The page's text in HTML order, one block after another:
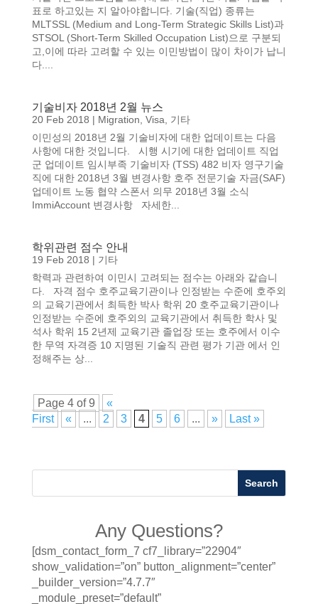
표로 하고있는 지 알아야합니다. 기술(직업) 종류는
MLTSSL (Medium and Long-Term Strategic Skills List)과
STSOL (Short-Term Skilled Occupation List)으로 구분되
고,이에 따라 고려할 수 있는 이민방법이 많이 차이가 납니
다....
기술비자 2018년 2월 뉴스
20 Feb 2018 | Migration Visa
기타
이민성의 2018년 2월 기술비자에 대한 업데이트는 다음
사항에 대한 것입니다. 시행 시기에 대한 업데이트 직업
군 업데이트 임시부족 기술비자 (TSS) 482 비자 영구기술
직에 대한 2018년 3월 변경사항 호주 전문기술 자금(SAF)
업데이트 노동 협약 스폰서 의무 2018년 3월 소식
ImmiAccount 변경사항 자세한...
학위관련 점수 안내
19 Feb 2018 | 기타
학력과 관련하여 이민시 고려되는 점수는 아래와 같습니
다. 자격 점수 호주교육기관이나 인정받는 수준에 호주외
의 교육기관에서 최득한 박사 학위 20 호주교육기관이나
인정받는 수준에 호주외의 교육기관에서 취득한 학사 및
석사 학위 15 2년제 교육기관 졸업장 또는 호주에서 이수
한 무역 자격증 10 지명된 기술직 관련 평가 기관 에서 인
정해주는 상...
Page 4 of 9
«
First
« ... 2 3 4 5 6 ... » Last »
Any Questions?
[dsm_contact_form_7 cf7_library=”22904″
show_validation=”on” button_alignment=”center”
_builder_version=”4.7.7″
_module_preset=”default”